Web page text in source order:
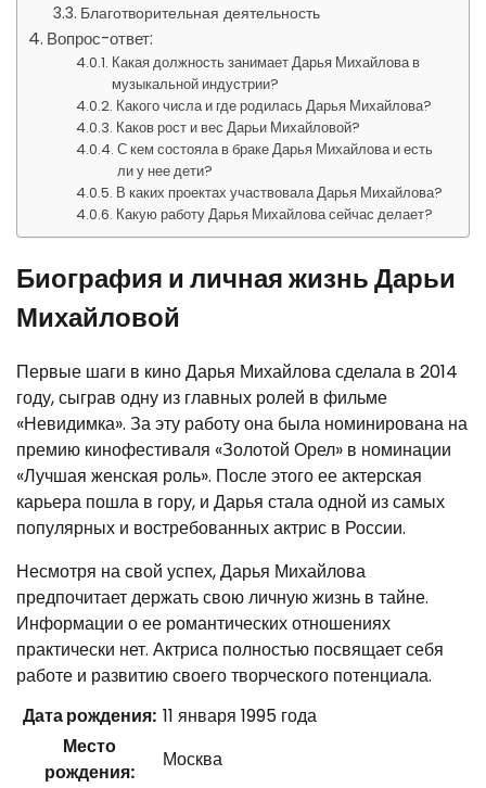
Благотворительная деятельность
Вопрос-ответ:
Какая должность занимает Дарья Михайлова в
музыкальной индустрии?
Какого числа и где родилась Дарья Михайлова?
Каков рост и вес Дарьи Михайловой?
С кем состояла в браке Дарья Михайлова и есть
ли у нее дети?
В каких проектах участвовала Дарья Михайлова?
Какую работу Дарья Михайлова сейчас делает?
Биография и личная жизнь Дарьи
Михайловой
Первые шаги в кино Дарья Михайлова сделала в 2014
году, сыграв одну из главных ролей в фильме
«Невидимка». За эту работу она была номинирована на
премию кинофестиваля «Золотой Орел» в номинации
«Лучшая женская роль». После этого ее актерская
карьера пошла в гору, и Дарья стала одной из самых
популярных и востребованных актрис в России.
Несмотря на свой успех, Дарья Михайлова
предпочитает держать свою личную жизнь в тайне.
Информации о ее романтических отношениях
практически нет. Актриса полностью посвящает себя
работе и развитию своего творческого потенциала.
Дата рождения: 11 января 1995 года
Место
рождения:
Москва